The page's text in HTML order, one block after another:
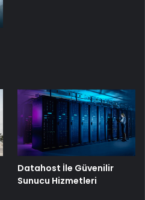
Datahost İle Güvenilir
Sunucu Hizmetleri